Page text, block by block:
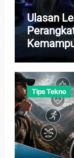
Ulasan
Tips Tekno